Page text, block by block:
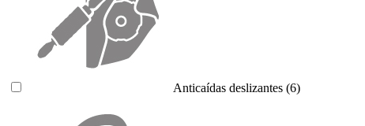
Anticaídas deslizantes (6)